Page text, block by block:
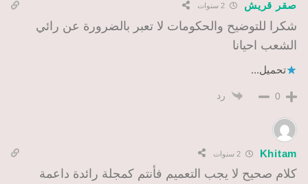
صقر قريش
شكرا للتوضيح والحكومات لا تعبر بالضرورة عن رائي
الشعب احيانا
تحميل...
0 رد
Khitam 2 سنوات
كلام صحيح لا يجب التعميم فأنتم كمجلة رائدة داعمة